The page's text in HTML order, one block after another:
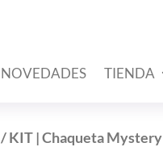
NOVEDADES TIENDA
/ KIT | Chaqueta Mystery